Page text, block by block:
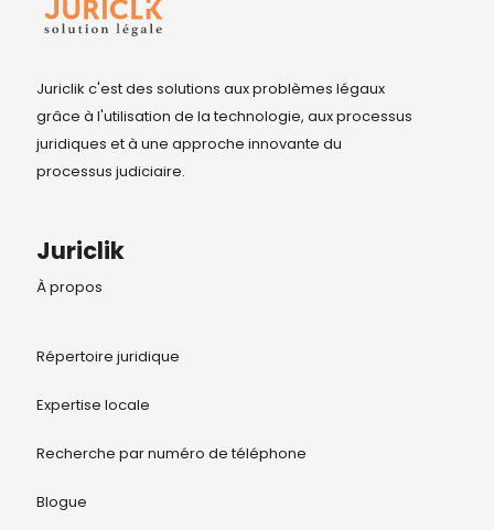
Juriclik c'est des solutions aux problèmes légaux
grâce à l'utilisation de la technologie, aux processus
juridiques et à une approche innovante du
processus judiciaire.
Juriclik
À propos
Répertoire juridique
Expertise locale
Recherche par numéro de téléphone
Blogue